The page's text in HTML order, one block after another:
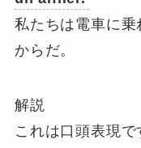
私たちは電車に
からだ。
解説
これは口頭表現